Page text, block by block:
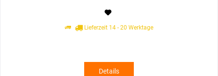
Lieferzeit 14 - 20 Werktage
Details